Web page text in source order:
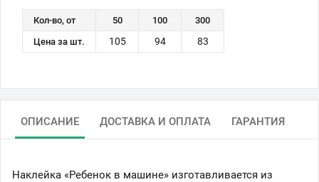
Кол-во, от 50 100
300
Цена за шт.
105 94 83
ОПИСАНИЕ ДОСТАВКА И ОПЛАТА ГАРАНТИЯ
Наклейка «Ребенок в машине» изготавливается из